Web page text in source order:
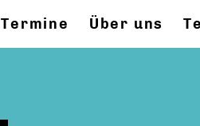
Termine Über uns